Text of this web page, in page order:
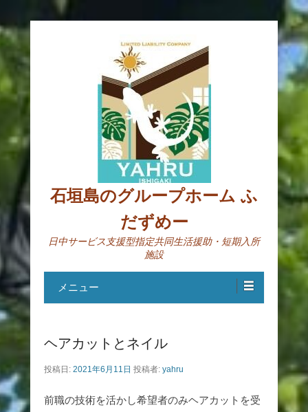
石垣島のグループホーム ふ
だずめー
日中サービス支援型指定共同生活援助・短期入所
施設
メニュー
ヘアカットとネイル
投稿日: 2021年6月11日 投稿者: yahru
前職の技術を活かし希望者のみヘアカットを受